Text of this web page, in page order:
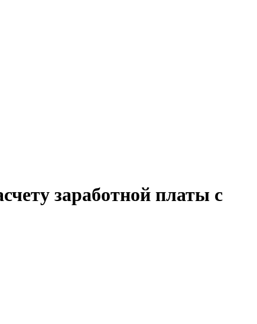
заработной платы с